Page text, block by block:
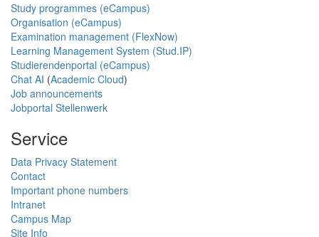
Study programmes (eCampus)
Organisation (eCampus)
Examination management (FlexNow)
Learning Management System (Stud.IP)
Studierendenportal (eCampus)
Chat AI (Academic Cloud)
Job announcements
Jobportal Stellenwerk
Service
Data Privacy Statement
Contact
Important phone numbers
Intranet
Campus Map
Site Info